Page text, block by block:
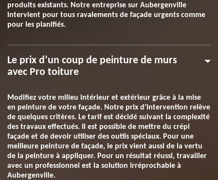
produits existants. Notre entreprise sur Aubergenville
intervient pour tous ravalements de façade urgents comme
pour les planifiés.
Le prix d’un coup de peinture de murs
avec Pro toiture
Modifiez votre milieu intérieur et extérieur grâce à la mise
en peinture de votre façade. Notre prix d’intervention relève
de quelques critères. Le tarif est décidé suivant la complexité
des travaux effectués. Il est possible de mettre du crépi
façade et de devoir utiliser des outils spéciaux. Pour une
meilleure peinture de façade, le prix vient aussi de la vertu
de la peinture à appliquer. Pour un résultat réussi, travailler
avec un professionnel est la solution irréprochable à
Aubergenville.